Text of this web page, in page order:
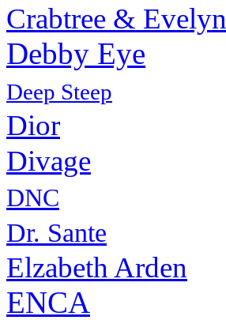
Crabtree & Evelyn
Debby Eye
Deep Steep
Dior
Divage
DNC
Dr. Sante
Elzabeth Arden
ENCA